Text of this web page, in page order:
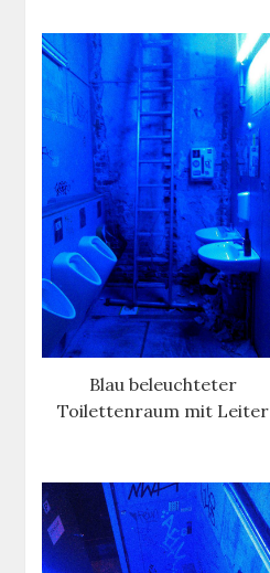
Blau beleuchteter
Toilettenraum mit Leiter